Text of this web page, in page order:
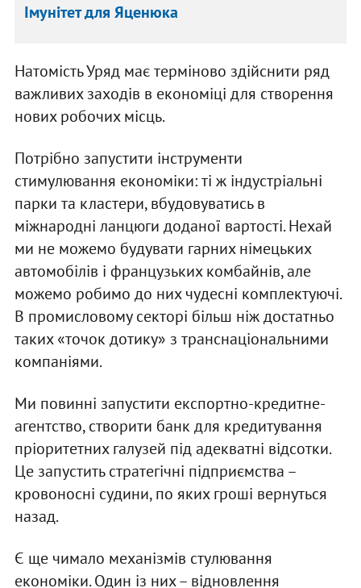
Імунітет для Яценюка
Натомість Уряд має терміново здійснити ряд
важливих заходів в економіці для створення
нових робочих місць.
Потрібно запустити інструменти
стимулювання економіки: ті ж індустріальні
парки та кластери, вбудовуватись в
міжнародні ланцюги доданої вартості. Нехай
ми не можемо будувати гарних німецьких
автомобілів і французьких комбайнів, але
можемо робимо до них чудесні комплектуючі.
В промисловому секторі більш ніж достатньо
таких «точок дотику» з транснаціональними
компаніями.
Ми повинні запустити експортно-кредитне-
агентство, створити банк для кредитування
пріоритетних галузей під адекватні відсотки.
Це запустить стратегічні підприємства –
кровоносні судини, по яких гроші вернуться
назад.
Є ще чимало механізмів стулювання
економіки. Один із них – відновлення